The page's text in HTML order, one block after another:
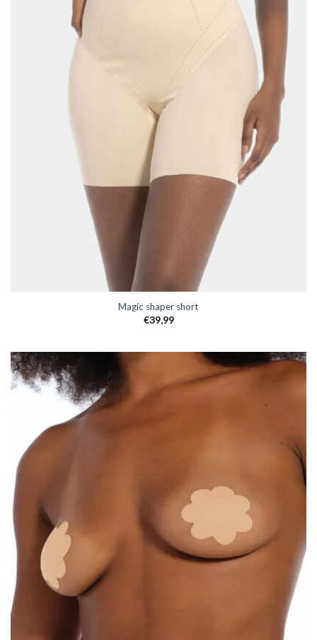
Magic shaper short
€39,99